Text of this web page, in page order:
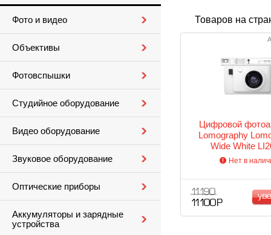
Фото и видео
Объективы
Фотовспышки
Студийное оборудование
Видео оборудование
Звуковое оборудование
Оптические приборы
Аккумуляторы и зарядные
устройства
Товаров на
Цифровой
Lomography
Wide White
Нет в
11 190
11 100 Р